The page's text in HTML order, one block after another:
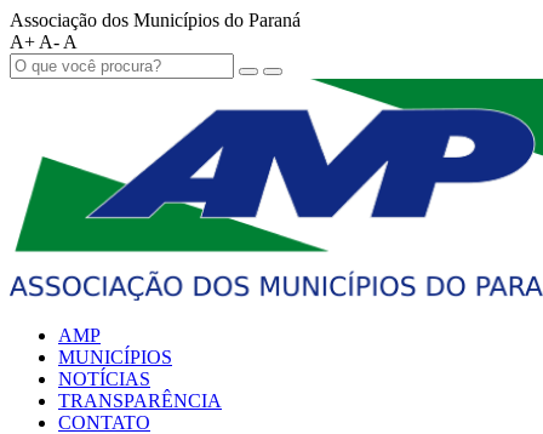
Associação dos Municípios do Paraná
A+ A- A
AMP
MUNICÍPIOS
NOTÍCIAS
TRANSPARÊNCIA
CONTATO